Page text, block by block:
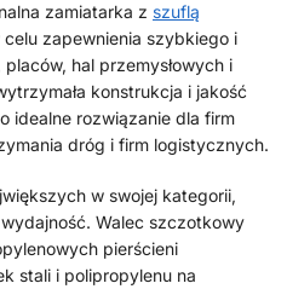
zamiatarka z szuflą
zapewnienia szybkiego i
hal przemysłowych i
konstrukcja i jakość
idealne rozwiązanie dla firm
dróg i firm logistycznych.
w swojej kategorii,
Walec szczotkowy
pierścieni
stali i polipropylenu na